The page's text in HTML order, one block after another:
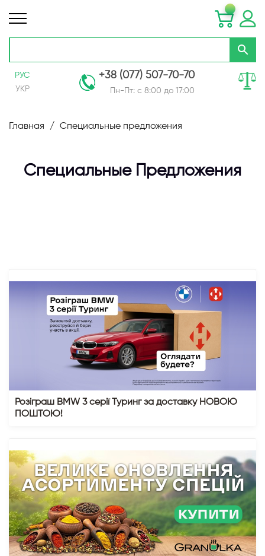
РУС
УКР
+38 (077) 507-70-70
Пн-Пт: с 8:00 до 17:00
Главная Специальные предложения
Специальные Предложения
Розіграш BMW 3 серії Туринг за доставку НОВОЮ
ПОШТОЮ!